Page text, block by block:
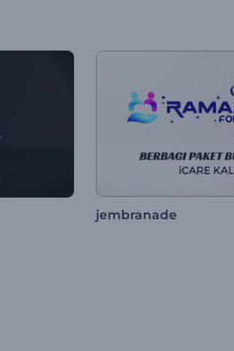
jembranade